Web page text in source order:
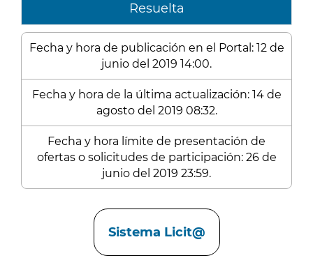
Resuelta
Fecha y hora de publicación en el Portal: 12 de
junio del 2019 14:00.
Fecha y hora de la última actualización: 14 de
agosto del 2019 08:32.
Fecha y hora límite de presentación de
ofertas o solicitudes de participación: 26 de
junio del 2019 23:59.
Sistema Licit@